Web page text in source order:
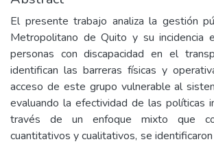
El presente trabajo analiza la gestión
Metropolitano de Quito y su incidencia
personas con discapacidad en el
identifican las barreras físicas y
acceso de este grupo vulnerable al
evaluando la efectividad de las políticas
través de un enfoque mixto que
cuantitativos y cualitativos, se